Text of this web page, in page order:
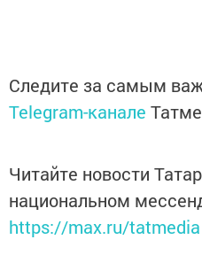
Следите за самым
Telegram-канале
Читайте новости
национальном
https://max.ru/tatmedia